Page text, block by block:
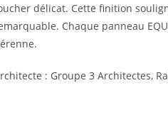
délicat. Cette finition
Chaque panneau
: Groupe 3 Architectes,